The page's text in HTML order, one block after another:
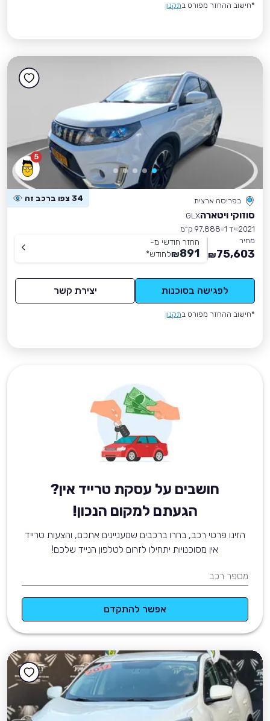
*חישוב ההחזר מפורט בתקנון
5
בפריסה ארצית 34 צפו ברכב זה
סוזוקי ויטארהGLX
2021 יד 1
97,888 ק״מ
מחיר
75,603
₪
החזר חודשי מ-
891
₪לחודש*
לפגישה בסוכנות יצירת קשר
*חישוב ההחזר מפורט בתקנון
חושבים על עסקת טרייד אין?
הגעתם למקום הנכון!
הזינו פרטי רכב, בחרו ברכבים שמעניינים אתכם, והצעות טרייד
אין מסוכנויות יתחילו לזרום לטלפון הנייד שלכם!
מספר רכב
אפשר להתקדם